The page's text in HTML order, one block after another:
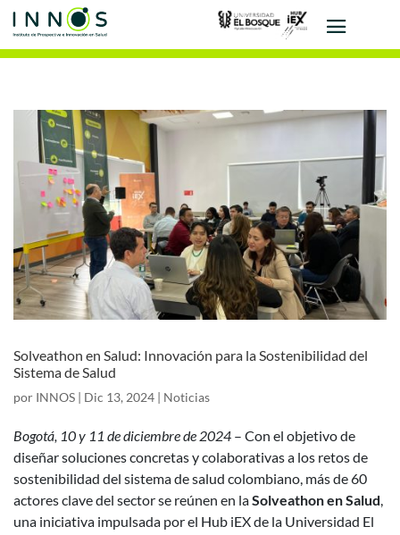
Solveathon en Salud: Innovación para la Sostenibilidad del
Sistema de Salud
por INNOS | Dic 13, 2024 | Noticias
Bogotá, 10 y 11 de diciembre de 2024 – Con el objetivo de
diseñar soluciones concretas y colaborativas a los retos de
sostenibilidad del sistema de salud colombiano, más de 60
actores clave del sector se reúnen en laSolveathon en Salud,
una iniciativa impulsada por el Hub iEX de la Universidad El